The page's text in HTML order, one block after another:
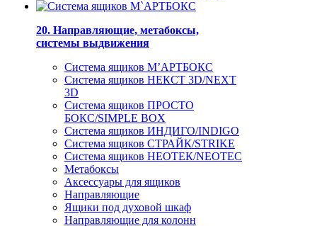
20. Направляющие, метабоксы,
системы выдвижения
Система ящиков М’АРТБОКС
Система ящиков НЕКСТ 3D/NEXT
3D
Система ящиков ПРОСТО
БОКС/SIMPLE BOX
Система ящиков ИНДИГО/INDIGO
Система ящиков СТРАЙК/STRIKE
Система ящиков НЕОТЕК/NEOTEC
Метабоксы
Аксессуары для ящиков
Направляющие
Ящики под духовой шкаф
Направляющие для колонн